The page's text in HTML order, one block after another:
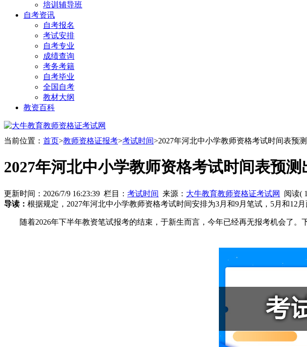
培训辅导班
自考资讯
自考报名
考试安排
自考专业
成绩查询
考务考籍
自考毕业
全国自考
教材大纲
教资百科
当前位置： 首页>教师资格证报考>考试时间>2027年河北中小学教师资格考试时间表预测
2027年河北中小学教师资格考试时间表预测
更新时间：2026/7/9 16:23:39 栏目： 考试时间 来源： 大牛教育教师资格证考试网 阅读(
导读： 根据规定，2027年河北中小学教师资格考试时间安排为3月和9月笔试，5月和12月
随着2026年下半年教资笔试报考的结束，于新生而言，今年已经再无报考机会了